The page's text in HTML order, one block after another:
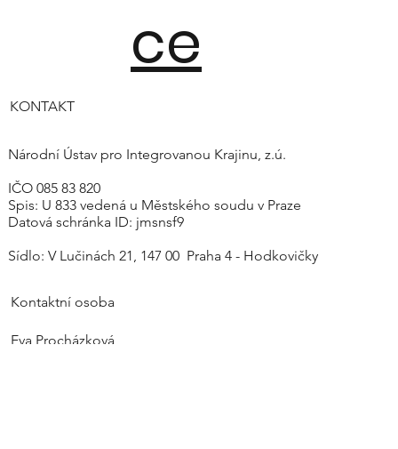
ce
Národní Ústav pro Integrovanou Krajinu, z.ú.
IČO 085 83 820
Spis: U 833 vedená u Městského soudu v Praze
Datová schránka ID: jmsnsf9
Sídlo: V Lučinách 21, 147 00 Praha 4 - Hodkovičky
KONTAKT
Kontaktní osoba
Eva Procházková